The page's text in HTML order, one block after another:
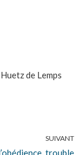
de Lemps
SUIVANT
trouble